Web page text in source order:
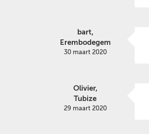
bart,
Erembodegem
30 maart 2020
Olivier,
Tubize
29 maart 2020